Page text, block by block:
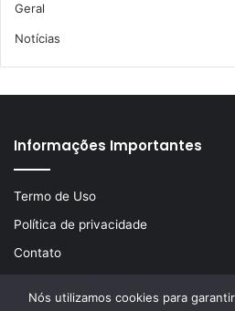
Geral
Notícias
Informações Importantes
Termo de Uso
Política de privacidade
Contato
Nós utilizamos cookies para